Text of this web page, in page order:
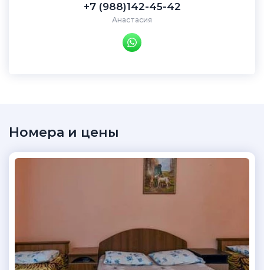
+7 (988)142-45-42
Анастасия
Номера и цены